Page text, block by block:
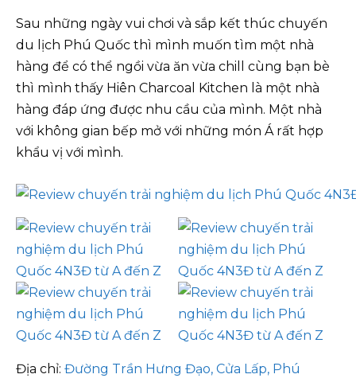
Sau những ngày vui chơi và sắp kết thúc chuyến
du lịch Phú Quốc thì mình muốn tìm một nhà
hàng để có thể ngồi vừa ăn vừa chill cùng bạn bè
thì mình thấy Hiên Charcoal Kitchen là một nhà
hàng đáp ứng được nhu cầu của mình. Một nhà
với không gian bếp mở với những món Á rất hợp
khẩu vị với mình.
Địa chỉ: Đường Trần Hưng Đạo, Cửa Lấp, Phú